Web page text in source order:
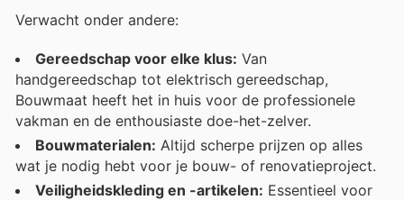
Verwacht onder andere:
Gereedschap voor elke klus: Van
handgereedschap tot elektrisch gereedschap,
Bouwmaat heeft het in huis voor de professionele
vakman en de enthousiaste doe-het-zelver.
Bouwmaterialen: Altijd scherpe prijzen op alles
wat je nodig hebt voor je bouw- of renovatieproject.
Veiligheidskleding en -artikelen: Essentieel voor